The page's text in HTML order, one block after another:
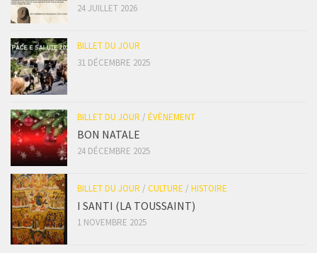
24 JUILLET 2026
BILLET DU JOUR
31 DÉCEMBRE 2025
BILLET DU JOUR / ÉVÈNEMENT
BON NATALE
24 DÉCEMBRE 2025
BILLET DU JOUR / CULTURE / HISTOIRE
I SANTI (LA TOUSSAINT)
1 NOVEMBRE 2025